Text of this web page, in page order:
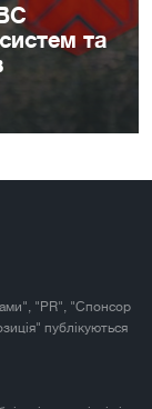
та
"PR", "Спонсор
публікуються